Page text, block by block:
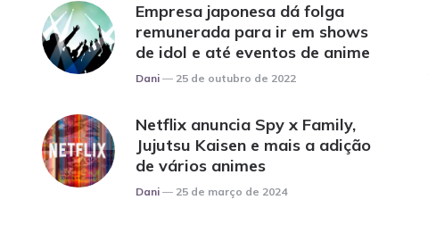
Empresa japonesa dá folga
remunerada para ir em shows
de idol e até eventos de anime
Posted
Dani 25 de outubro de 2022
Netflix anuncia Spy x Family,
Jujutsu Kaisen e mais a adição
de vários animes
Posted
Dani 25 de março de 2024